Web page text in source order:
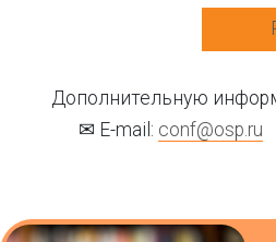
Дополнительную
✉ E-mail: conf@osp.ru